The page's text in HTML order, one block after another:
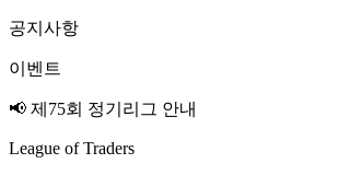
공지사항
이벤트
📢 제75회 정기리그 안내
League of Traders